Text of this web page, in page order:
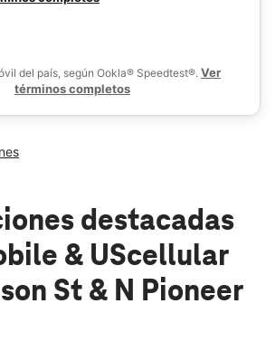
a 6:00 p.m.
del país, según Ookla® Speedtest®. Ver
términos completos
destacadas
& UScellular
St & N Pioneer